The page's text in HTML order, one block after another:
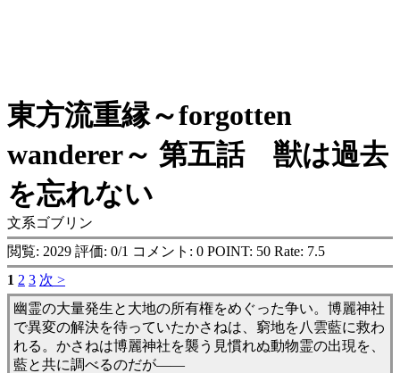
東方流重縁～forgotten
wanderer～ 第五話 獣は過去
を忘れない
文系ゴブリン
閲覧: 2029 評価: 0/1 コメント: 0 POINT: 50 Rate: 7.5
1 2 3 次 >
幽霊の大量発生と大地の所有権をめぐった争い。博麗神社
で異変の解決を待っていたかさねは、窮地を八雲藍に救わ
れる。かさねは博麗神社を襲う見慣れぬ動物霊の出現を、
藍と共に調べるのだが――